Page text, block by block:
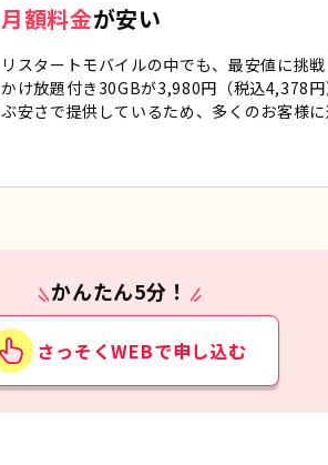
月額料金が安い
リスタートモバイルの中でも、最安値に挑戦
かけ放題付き30GBが3,980円（税込4,378
ぶ安さで提供しているため、多くのお客様に
かんたん5分！
さっそくWEBで申し込む